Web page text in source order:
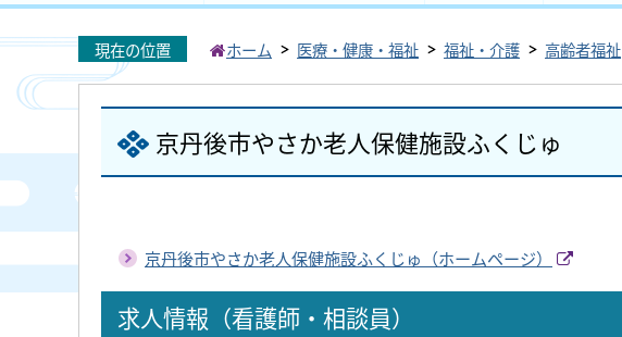
現在の位置 ホーム 医療・健康・福祉 福祉・介護 高齢者福祉
京丹後市やさか老人保健施設ふくじゅ
京丹後市やさか老人保健施設ふくじゅ（ホームページ）
求人情報（看護師・相談員）